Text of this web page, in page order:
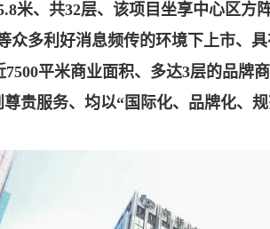
米、共32层、该项目坐享中心区
众多利好消息频传的环境下上市、具
平米商业面积、多达3层的品牌
贵服务、均以“国际化、品牌化、